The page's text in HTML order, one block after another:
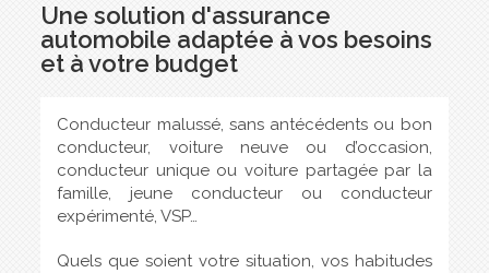
Une solution d'assurance
automobile adaptée à vos besoins
et à votre budget
Conducteur malussé, sans antécédents ou bon
conducteur, voiture neuve ou d’occasion,
conducteur unique ou voiture partagée par la
famille, jeune conducteur ou conducteur
expérimenté, VSP…
Quels que soient votre situation, vos habitudes